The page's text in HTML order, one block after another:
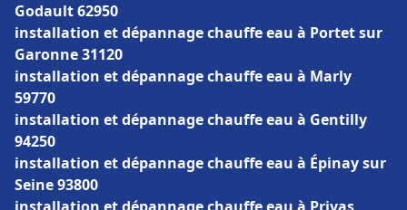
Godault 62950
installation et dépannage chauffe eau à Portet sur
Garonne 31120
installation et dépannage chauffe eau à Marly
59770
installation et dépannage chauffe eau à Gentilly
94250
installation et dépannage chauffe eau à Épinay sur
Seine 93800